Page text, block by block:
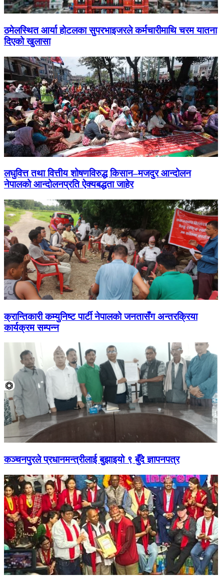
ठमेलस्थित आर्या होटलका सुपरभाइजरले कर्मचारीमाथि चरम यातना
दिएको खुलासा
लघुवित्त तथा वित्तीय शोषणविरुद्ध किसान–मजदुर आन्दोलन
नेपालको आन्दोलनप्रति ऐक्यबद्धता जाहेर
क्रान्तिकारी कम्युनिष्ट पार्टी नेपालको जनतासँग अन्तरक्रिया
कार्यक्रम सम्पन्न
कञ्चनपुरले प्रधानमन्त्रीलाई बुझाइयो ९ बुँदे ज्ञापनपत्र